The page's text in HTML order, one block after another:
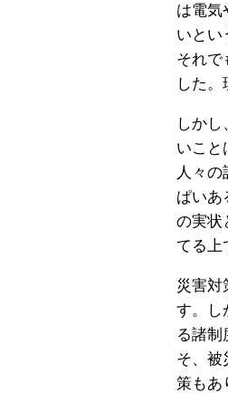
は電気
いとい
それで
した
しか
いこと
人々
ぱいあ
の実状
てる上
災害対
す。し
る諸制
そ、被
策もあ